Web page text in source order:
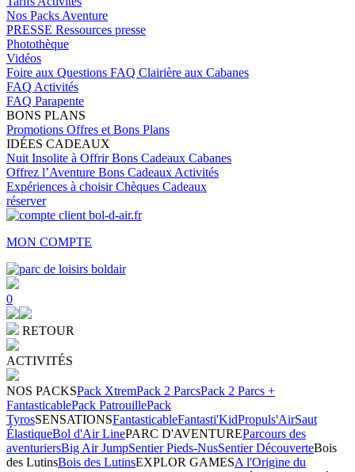
Nos Packs Aventure
PRESSE Ressources presse
Photothèque
Vidéos
Foire aux Questions FAQ Clairière aux Cabanes
FAQ Activités
FAQ Parapente
BONS PLANS
Promotions Offres et Bons Plans
IDÉES CADEAUX
Nuit Insolite à OffrirBons Cadeaux Cabanes
Offrez l’Aventure Bons Cadeaux Activités
Expériences à choisirChèques Cadeaux
réserver
MON COMPTE
0
RETOUR
ACTIVITÉS
NOS PACKSPack XtremPack 2 ParcsPack 2 Parcs +
FantasticablePack PatrouillePack
TyrosSENSATIONSFantasticableFantasti'KidPropuls'AirSaut
ÉlastiqueBol d'Air LinePARC D'AVENTUREParcours des
aventuriersBig Air JumpSentier Pieds-NusSentier DécouverteBois
des LutinsBois des LutinsEXPLOR GAMESA l'Origine du